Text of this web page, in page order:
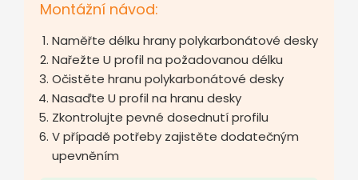
Montážní návod:
Naměřte délku hrany polykarbonátové desky
Nařežte U profil na požadovanou délku
Očistěte hranu polykarbonátové desky
Nasaďte U profil na hranu desky
Zkontrolujte pevné dosednutí profilu
V případě potřeby zajistěte dodatečným
upevněním